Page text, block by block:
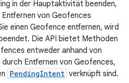
in der Hauptaktivität beenden,
Entfernen von Geofences
einen Geofence entfernen, wird
Die API bietet Methoden
entweder anhand von
Entfernen von Geofences,
PendingIntent verknüpft sind.